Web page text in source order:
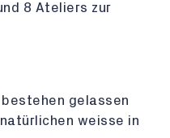
8 Ateliers zur
gelassen
weisse in